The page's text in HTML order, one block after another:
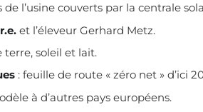
l’usine couverts par la centrale
et l’éleveur Gerhard Metz.
terre, soleil et lait.
: feuille de route « zéro net » d’ici
à d’autres pays européens.